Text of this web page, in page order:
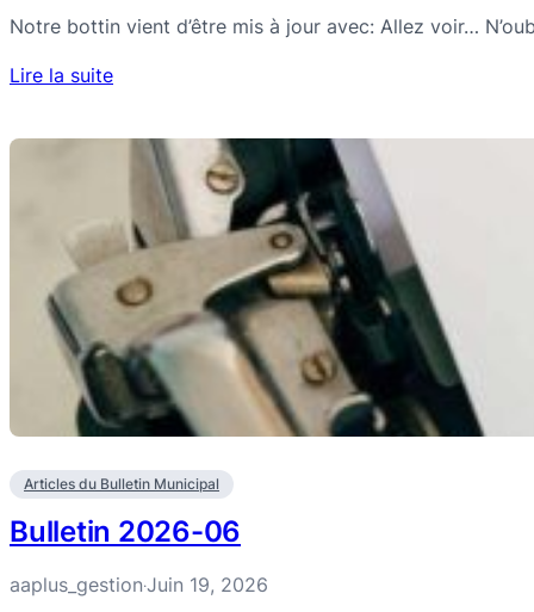
Notre bottin vient d’être mis à jour avec: Allez voir…
Lire la suite
Articles du Bulletin Municipal
Bulletin 2026-06
aaplus_gestion·Juin 19, 2026